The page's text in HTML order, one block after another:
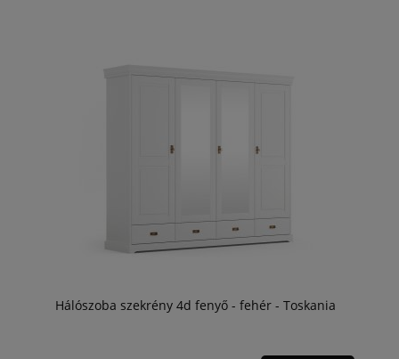
Hálószoba szekrény 4d fenyő - fehér - Toskania